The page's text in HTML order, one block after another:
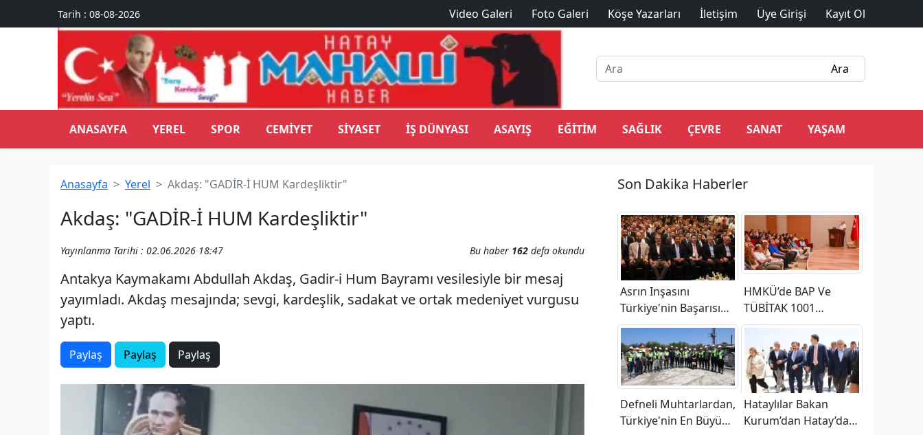
Tarih : 08-08-2026 Video Galeri Foto Galeri Köşe Yazarları İletişim Üye Girişi Kayıt Ol
ANASAYFA YEREL SPOR CEMIYET SIYASET İŞ DÜNYASI ASAYIŞ EĞITIM SAĞLIK ÇEVRE SANAT YAŞAM
Anasayfa Yerel Akdaş: "GADİR-İ HUM Kardeşliktir"
Akdaş: "GADİR-İ HUM Kardeşliktir"
Yayınlanma Tarihi : 02.06.2026 18:47 Bu haber 162defa okundu
Antakya Kaymakamı Abdullah Akdaş, Gadir-i Hum Bayramı vesilesiyle bir mesaj
yayımladı. Akdaş mesajında; sevgi, kardeşlik, sadakat ve ortak medeniyet vurgusu
yaptı.
Paylaş Paylaş Paylaş
Son Dakika Haberler
Asrın Inşasını
Türkiye'nin Başarısına
çevirdik
HMKÜ’de BAP Ve
TÜBİTAK 1001
Projeleri Bilgilendirme
Toplantısı Düzenlendi
Defneli Muhtarlardan,
Türkiye'nin En Büyük
Hataylılar Bakan
Kurum’dan Hatay’daki